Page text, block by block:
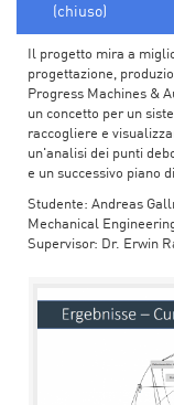
(chiuso)
Il progetto mira a
progettazione,
Progress Machines &
un concetto per un
raccogliere e
un'analisi dei punti
e un successivo piano
Studente: Andreas
Mechanical
Supervisor: Dr. Erwin